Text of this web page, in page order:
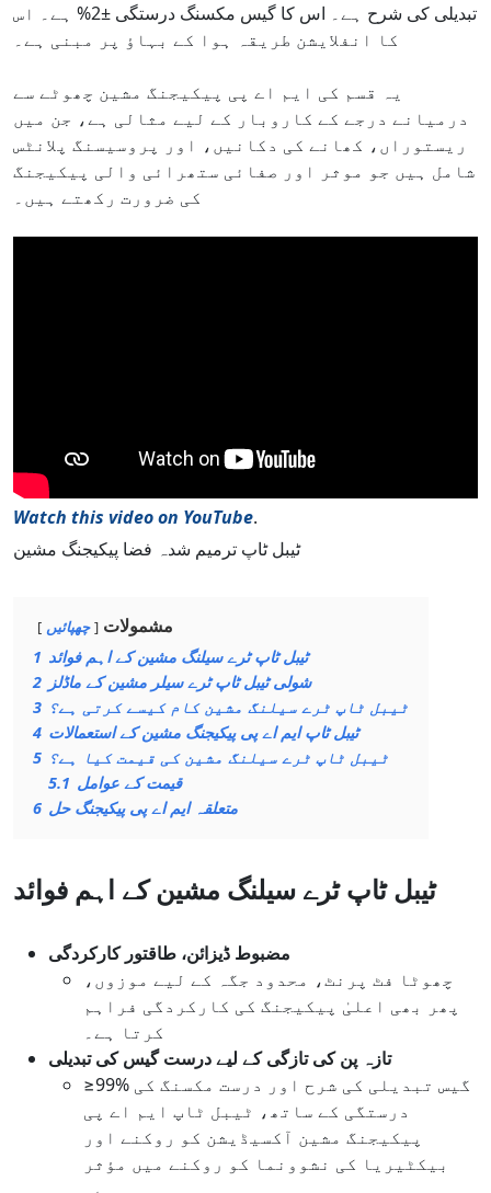
تبدیلی کی شرح ہے۔ اس کا گیس مکسنگ درستگی ±2% ہے۔ اس
کا انفلایشن طریقہ ہوا کے بہاؤ پر مبنی ہے۔
یہ قسم کی ایم اے پی پیکیجنگ مشین چھوٹے سے
درمیانے درجے کے کاروبار کے لیے مثالی ہے، جن میں
ریستوراں، کھانے کی دکانیں، اور پروسیسنگ پلانٹس
شامل ہیں جو موثر اور صفائی ستھرائی والی پیکیجنگ
کی ضرورت رکھتے ہیں۔
Watch this video on YouTube.
ٹیبل ٹاپ ترمیم شدہ فضا پیکیجنگ مشین
مشمولات چھپائیں
1 ٹیبل ٹاپ ٹرے سیلنگ مشین کے اہم فوائد
2 شولی ٹیبل ٹاپ ٹرے سیلر مشین کے ماڈلز
3 ٹیبل ٹاپ ٹرے سیلنگ مشین کام کیسے کرتی ہے؟
4 ٹیبل ٹاپ ایم اے پی پیکیجنگ مشین کے استعمالات
5 ٹیبل ٹاپ ٹرے سیلنگ مشین کی قیمت کیا ہے؟
5.1 قیمت کے عوامل
6 متعلقہ ایم اے پی پیکیجنگ حل
ٹیبل ٹاپ ٹرے سیلنگ مشین کے اہم فوائد
مضبوط ڈیزائن، طاقتور کارکردگی
چھوٹا فٹ پرنٹ، محدود جگہ کے لیے موزوں،
پھر بھی اعلیٰ پیکیجنگ کی کارکردگی فراہم
کرتا ہے۔
تازہ پن کی تازگی کے لیے درست گیس کی تبدیلی
≥99% گیس تبدیلی کی شرح اور درست مکسنگ کی
درستگی کے ساتھ، ٹیبل ٹاپ ایم اے پی
پیکیجنگ مشین آکسیڈیشن کو روکنے اور
بیکٹیریا کی نشوونما کو روکنے میں مؤثر